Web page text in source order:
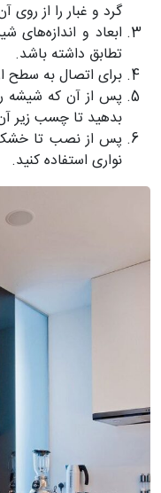
گرد و غبار را از روی
ابعاد و
تطابق داشته باشد.
برای اتصال به
پس از آن که شیشه
بدهید تا چسب زیر
پس از نصب تا
نواری استفاده کنید.